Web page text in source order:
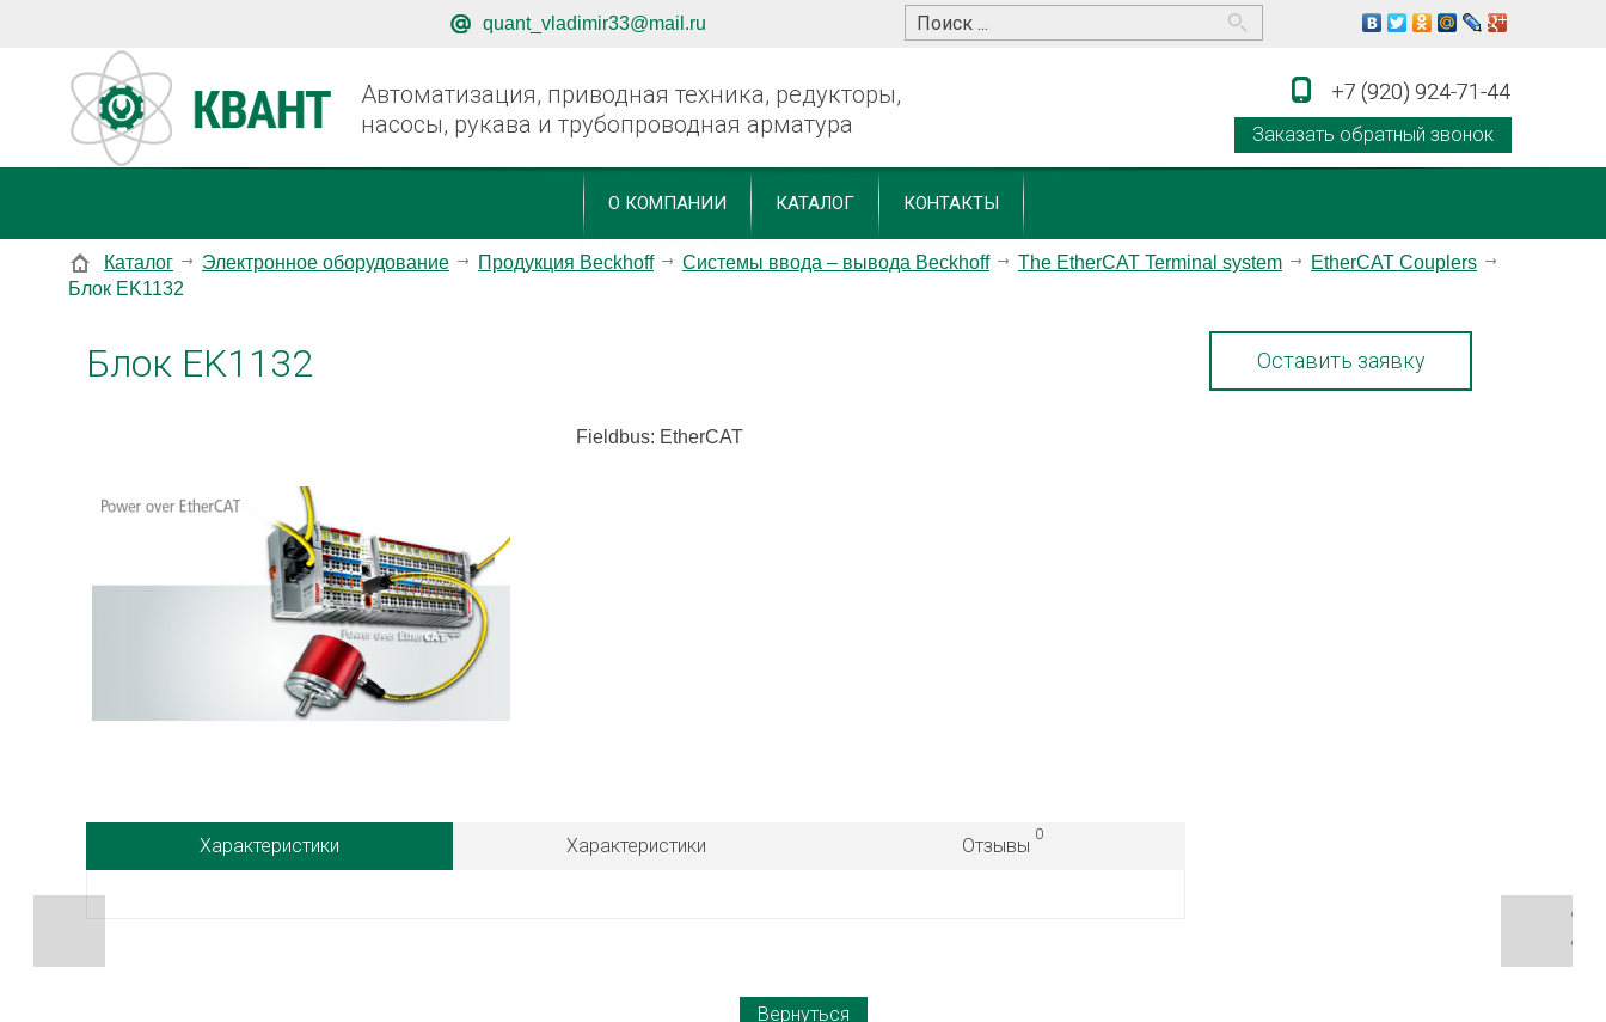
quant_vladimir33@mail.ru
Автоматизация, приводная техника, редукторы,
насосы, рукава и трубопроводная арматура
+7 (920) 924-71-44
Заказать обратный звонок
+7 (920) 924-71-44
О КОМПАНИИ КАТАЛОГ КОНТАКТЫ
Каталог Электронное оборудование Продукция Beckhoff Системы ввода – вывода Beckhoff The EtherCAT Terminal system
EtherCAT Couplers
Блок EK1132
Блок EK1132
Fieldbus: EtherCAT
Оставить заявку
Характеристики Характеристики Отзывы
0
Вернуться